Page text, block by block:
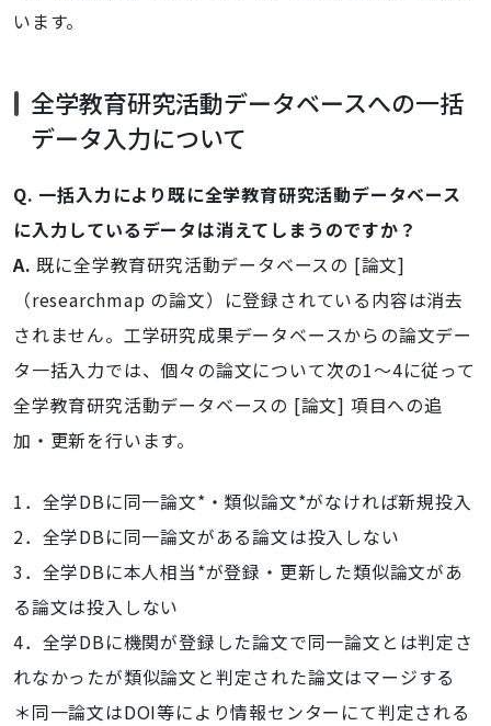
います。
全学教育研究活動データベースへの一括
データ入力について
Q. 一括入力により既に全学教育研究活動データベース
に入力しているデータは消えてしまうのですか？
A. 既に全学教育研究活動データベースの [論文]
（researchmap の論文）に登録されている内容は消去
されません。工学研究成果データベースからの論文デー
タ一括入力では、個々の論文について次の1～4に従って
全学教育研究活動データベースの [論文] 項目への追
加・更新を行います。
1．全学DBに同一論文*・類似論文*がなければ新規投入
2．全学DBに同一論文がある論文は投入しない
3．全学DBに本人相当*が登録・更新した類似論文があ
る論文は投入しない
4．全学DBに機関が登録した論文で同一論文とは判定さ
れなかったが類似論文と判定された論文はマージする
＊同一論文はDOI等により情報センターにて判定される